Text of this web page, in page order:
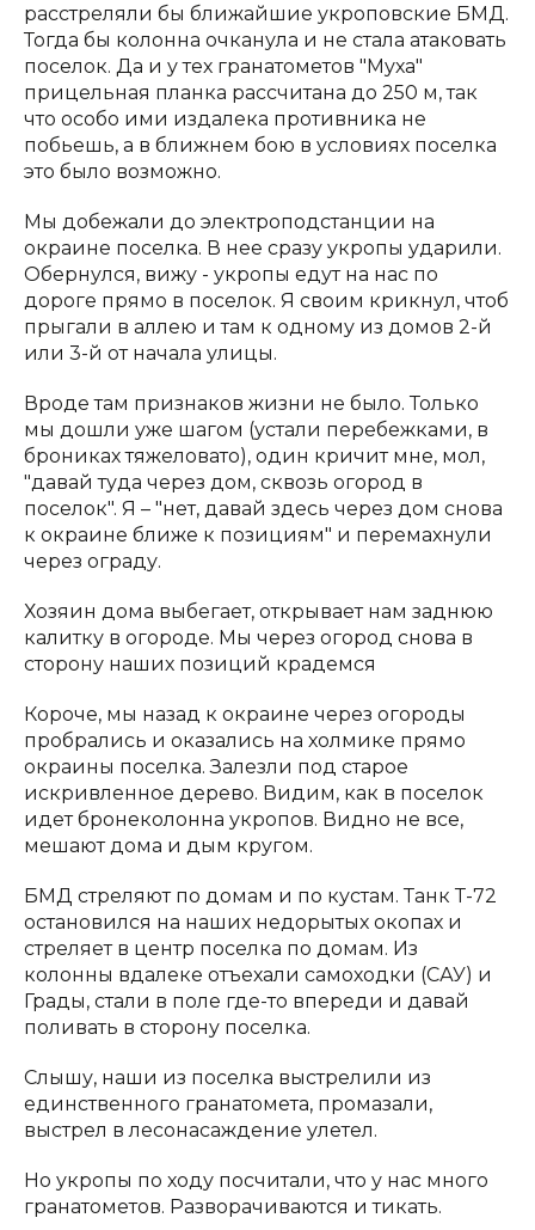
расстреляли бы ближайшие укроповские БМД.
Тогда бы колонна очканула и не стала атаковать
поселок. Да и у тех гранатометов "Муха"
прицельная планка рассчитана до 250 м, так
что особо ими издалека противника не
побьешь, а в ближнем бою в условиях поселка
это было возможно.
Мы добежали до электроподстанции на
окраине поселка. В нее сразу укропы ударили.
Обернулся, вижу - укропы едут на нас по
дороге прямо в поселок. Я своим крикнул, чтоб
прыгали в аллею и там к одному из домов 2-й
или 3-й от начала улицы.
Вроде там признаков жизни не было. Только
мы дошли уже шагом (устали перебежками, в
брониках тяжеловато), один кричит мне, мол,
"давай туда через дом, сквозь огород в
поселок". Я – "нет, давай здесь через дом снова
к окраине ближе к позициям" и перемахнули
через ограду.
Хозяин дома выбегает, открывает нам заднюю
калитку в огороде. Мы через огород снова в
сторону наших позиций крадемся
Короче, мы назад к окраине через огороды
пробрались и оказались на холмике прямо
окраины поселка. Залезли под старое
искривленное дерево. Видим, как в поселок
идет бронеколонна укропов. Видно не все,
мешают дома и дым кругом.
БМД стреляют по домам и по кустам. Танк Т-72
остановился на наших недорытых окопах и
стреляет в центр поселка по домам. Из
колонны вдалеке отъехали самоходки (САУ) и
Грады, стали в поле где-то впереди и давай
поливать в сторону поселка.
Слышу, наши из поселка выстрелили из
единственного гранатомета, промазали,
выстрел в лесонасаждение улетел.
Но укропы по ходу посчитали, что у нас много
гранатометов. Разворачиваются и тикать.